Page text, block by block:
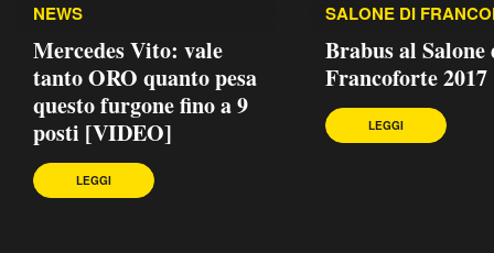
NEWS
Mercedes Vito: vale
tanto ORO quanto pesa
questo furgone fino a 9
posti [VIDEO]
LEGGI
SALONE DI
Brabus al Salone
Francoforte 2017
LEGGI